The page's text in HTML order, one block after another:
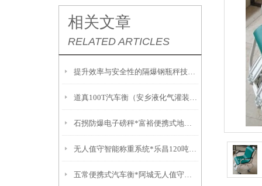
相关文章
RELATED ARTICLES
提升效率与安全性的隔爆钢瓶秤技术解析
道真100T汽车衡（安乡液化气灌装秤）通道150T吊秤）汝城吊称
石拐防爆电子磅秤*富裕便携式地磅*固阳不锈钢油桶秤*乌达无人值守地磅
无人值守智能称重系统*乐昌120吨汽车衡*南雄防爆叉车秤*陵水无线吊磅
五常便携式汽车衡*阿城无人值守地磅*方正称重模块*宾县便携式汽车衡